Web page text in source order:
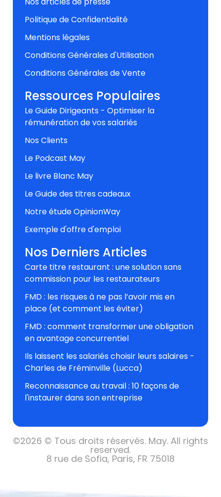
Politique de Confidentialité
Mentions légales
Conditions Générales d'Utilisation
Conditions Générales de Vente
Ressources Populaires
Le Guide Dirigeants - Optimiser la
rémunération de vos salariés
Nos Clients
Le Podcast May
Le livre Blanc May
Le Guide des titres cadeaux
Notre étude OpinionWay
Exemple d'offre d'emploi
Nos Derniers Articles
Carte titre restaurant : une solution sans
commission pour les restaurateurs
FMD : les risques à ne pas l’avoir mis en
place (et comment les éviter)
FMD : comment transformer une obligation
en avantage concurrentiel
Ils laissent les salariés choisir leurs salaires -
Charles de Fréminville (Lucca)
Reconnaissance au travail : 10 façons de
l'instaurer dans son entreprise
©2026 © Tous droits réservés. May. All rights
reserved.
8 rue de Sofia, Paris, FR 75018